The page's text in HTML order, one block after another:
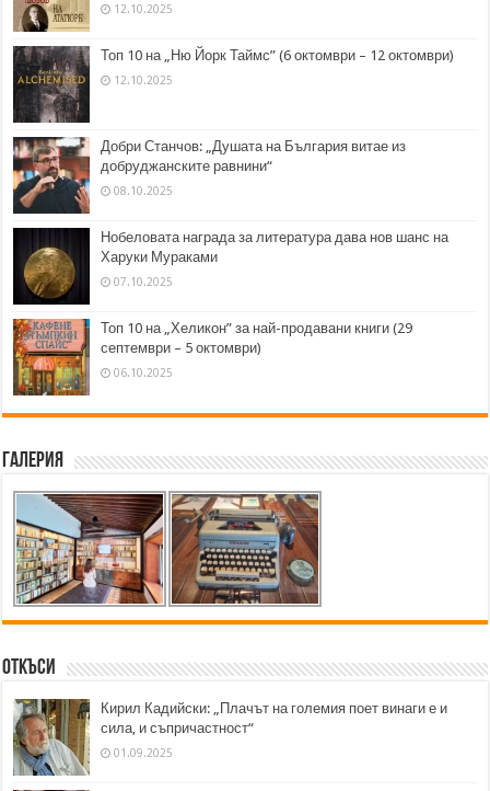
12.10.2025
Топ 10 на „Ню Йорк Таймс” (6 октомври – 12 октомври)
12.10.2025
Добри Станчов: „Душата на България витае из
добруджанските равнини“
08.10.2025
Нобеловата награда за литература дава нов шанс на
Харуки Мураками
07.10.2025
Топ 10 на „Хеликон” за най-продавани книги (29
септември – 5 октомври)
06.10.2025
Галерия
Откъси
Кирил Кадийски: „Плачът на големия поет винаги е и
сила, и съпричастност“
01.09.2025